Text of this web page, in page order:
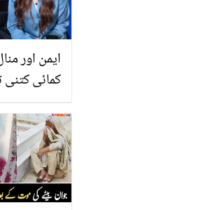
ایمن اور
کمائی
بار بھانڈا